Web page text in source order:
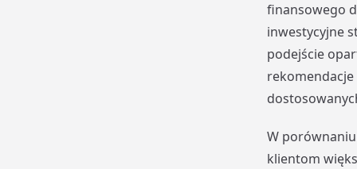
finansowego
inwestycyjne
podejście
W
klientom